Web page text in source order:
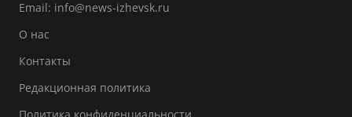
Email: info@news-izhevsk.ru
О нас
Контакты
Редакционная политика